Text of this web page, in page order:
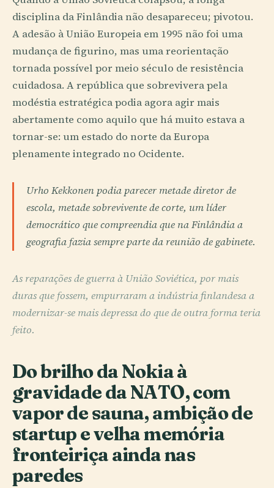
disciplina da Finlândia não desapareceu; pivotou.
A adesão à União Europeia em 1995 não foi uma
mudança de figurino, mas uma reorientação
tornada possível por meio século de resistência
cuidadosa. A república que sobrevivera pela
modéstia estratégica podia agora agir mais
abertamente como aquilo que há muito estava a
tornar-se: um estado do norte da Europa
plenamente integrado no Ocidente.
Urho Kekkonen podia parecer metade diretor de
escola, metade sobrevivente de corte, um líder
democrático que compreendia que na Finlândia a
geografia fazia sempre parte da reunião de gabinete.
As reparações de guerra à União Soviética, por mais
duras que fossem, empurraram a indústria finlandesa a
modernizar-se mais depressa do que de outra forma teria
feito.
Do brilho da Nokia à
gravidade da NATO, com
vapor de sauna, ambição de
startup e velha memória
fronteiriça ainda nas
paredes